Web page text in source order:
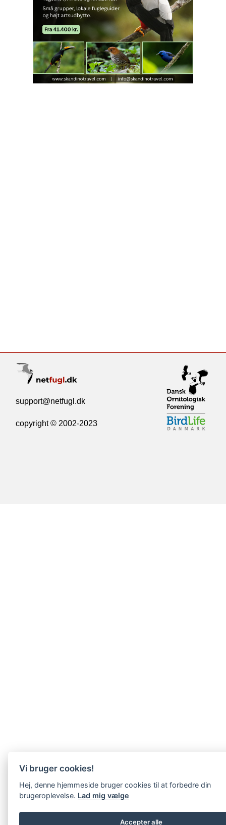
support@netfugl.dk
copyright © 2002-2023
Vi bruger cookies!
Hej, denne hjemmeside bruger cookies til at forbedre din
brugeroplevelse. Lad mig vælge
Accepter alle